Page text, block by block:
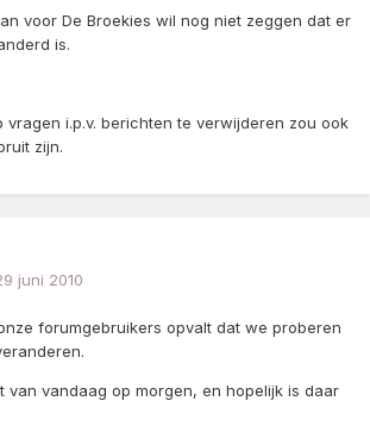
voor De Broekies wil nog niet zeggen dat er
is.
vragen i.p.v. berichten te verwijderen zou ook
zijn.
juni 2010
forumgebruikers opvalt dat we proberen
van vandaag op morgen, en hopelijk is daar